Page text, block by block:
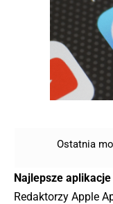
Ostatnia
Najlepsze
Redaktorzy Apple